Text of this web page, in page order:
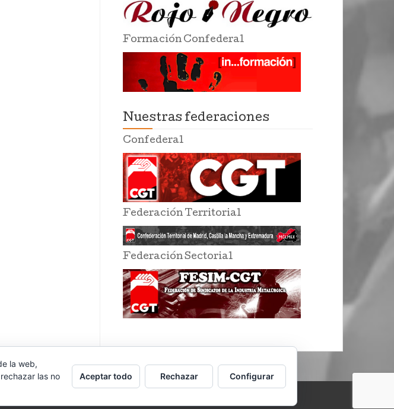
Formación Confederal
Nuestras federaciones
Confederal
Federación Territorial
Federación Sectorial
la web,
las no
Aceptar todo Rechazar Configurar